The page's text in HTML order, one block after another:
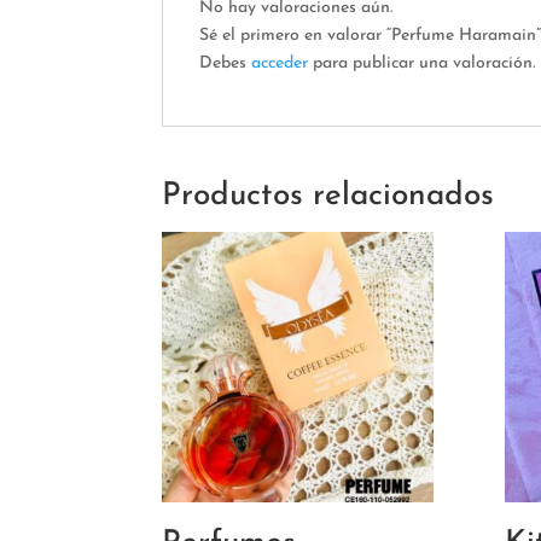
No hay valoraciones aún.
Sé el primero en valorar “Perfume Haramain”
Debesacceder para publicar una valoración.
Productos relacionados